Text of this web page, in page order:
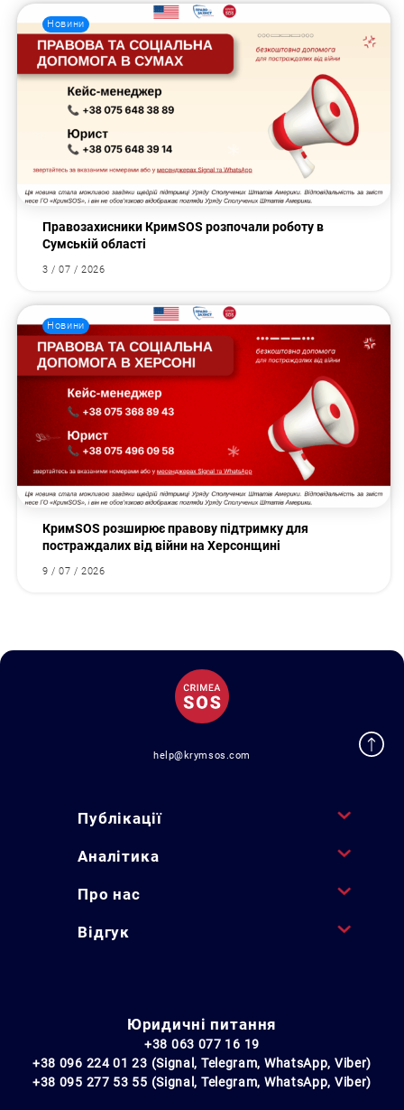
Новини
Правозахисники КримSOS розпочали роботу в
Сумській області
3 / 07 / 2026
Новини
КримSOS розширює правову підтримку для
постраждалих від війни на Херсонщині
9 / 07 / 2026
help@krymsos.com
Публікації
Аналітика
Про нас
Відгук
Юридичні питання
+38 063 077 16 19
+38 096 224 01 23 (Signal, Telegram, WhatsApp, Viber)
+38 095 277 53 55 (Signal, Telegram, WhatsApp, Viber)